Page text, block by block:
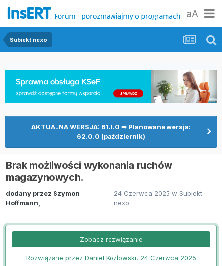
aA
Subiekt nexo
AKTUALNA WERSJA: 61.1.0 ➡ Planowane wersja:
62.0.0 (październik)
Brak możliwości wykonania ruchów
magazynowych.
dodany przez Szymon
Hoffmann
24 Czerwca 2025 wSubiekt
nexo
Zobacz rozwiązanie
Rozwiązane przez Daniel Kozłowski, 24 Czerwca 2025